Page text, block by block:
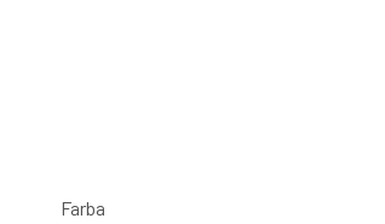
Farba